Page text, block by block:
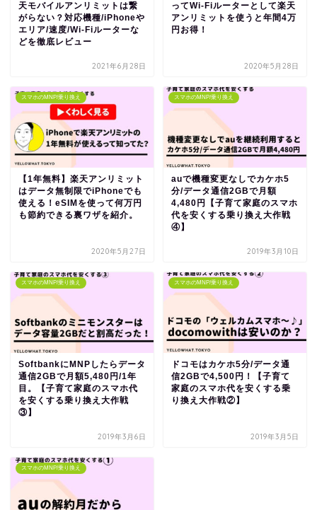
天モバイルアンリミットは繋
がらない？対応機種/iPhoneや
エリア/速度/Wi-Fiルーターな
どを徹底レビュー
2021年6月28日
ってWi-Fiルーターとして楽天
アンリミットを使うと年間4万
円お得！
2020年5月28日
スマホのMNP/乗り換え
【1年無料】楽天アンリミット
はデータ無制限でiPhoneでも
使える！eSIMを使って何万円
も節約できる裏ワザを紹介。
2020年5月27日
スマホのMNP/乗り換え
auで機種変更なしでカケホ5
分/データ通信2GBで月額
4,480円【子育て家庭のスマホ
代を安くする乗り換え大作戦
④】
2019年3月10日
スマホのMNP/乗り換え
SoftbankにMNPしたらデータ
通信2GBで月額5,480円/1年
目。【子育て家庭のスマホ代
を安くする乗り換え大作戦
③】
2019年3月6日
スマホのMNP/乗り換え
ドコモはカケホ5分/データ通
信2GBで4,500円！【子育て
家庭のスマホ代を安くする乗
り換え大作戦②】
2019年3月5日
スマホのMNP/乗り換え